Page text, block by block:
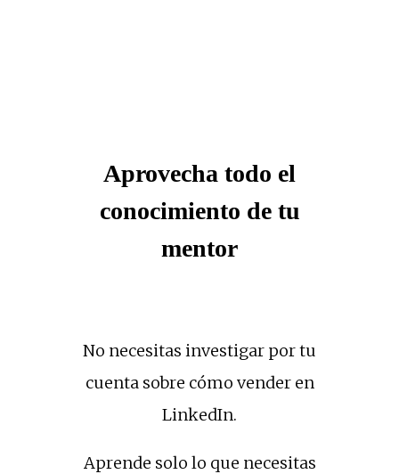
Aprovecha todo el
conocimiento de tu
mentor
No necesitas investigar por tu
cuenta sobre cómo vender en
LinkedIn.
Aprende solo lo que necesitas